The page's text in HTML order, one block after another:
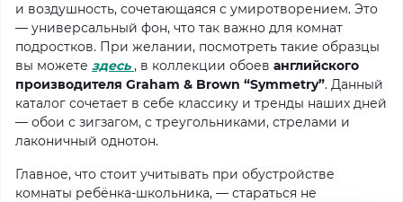
и воздушность, сочетающаяся с умиротворением. Это
— универсальный фон, что так важно для комнат
подростков. При желании, посмотреть такие образцы
вы можете здесь, в коллекции обоев английского
производителя Graham & Brown “Symmetry”. Данный
каталог сочетает в себе классику и тренды наших дней
— обои с зигзагом, с треугольниками, стрелами и
лаконичный однотон.
Главное, что стоит учитывать при обустройстве
комнаты ребёнка-школьника, — стараться не